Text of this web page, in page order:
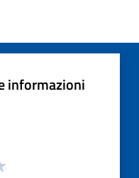
informazioni